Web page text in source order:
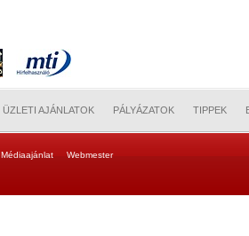
ÜZLETI AJÁNLATOK PÁLYÁZATOK TIPPEK
Médiaajánlat Webmester